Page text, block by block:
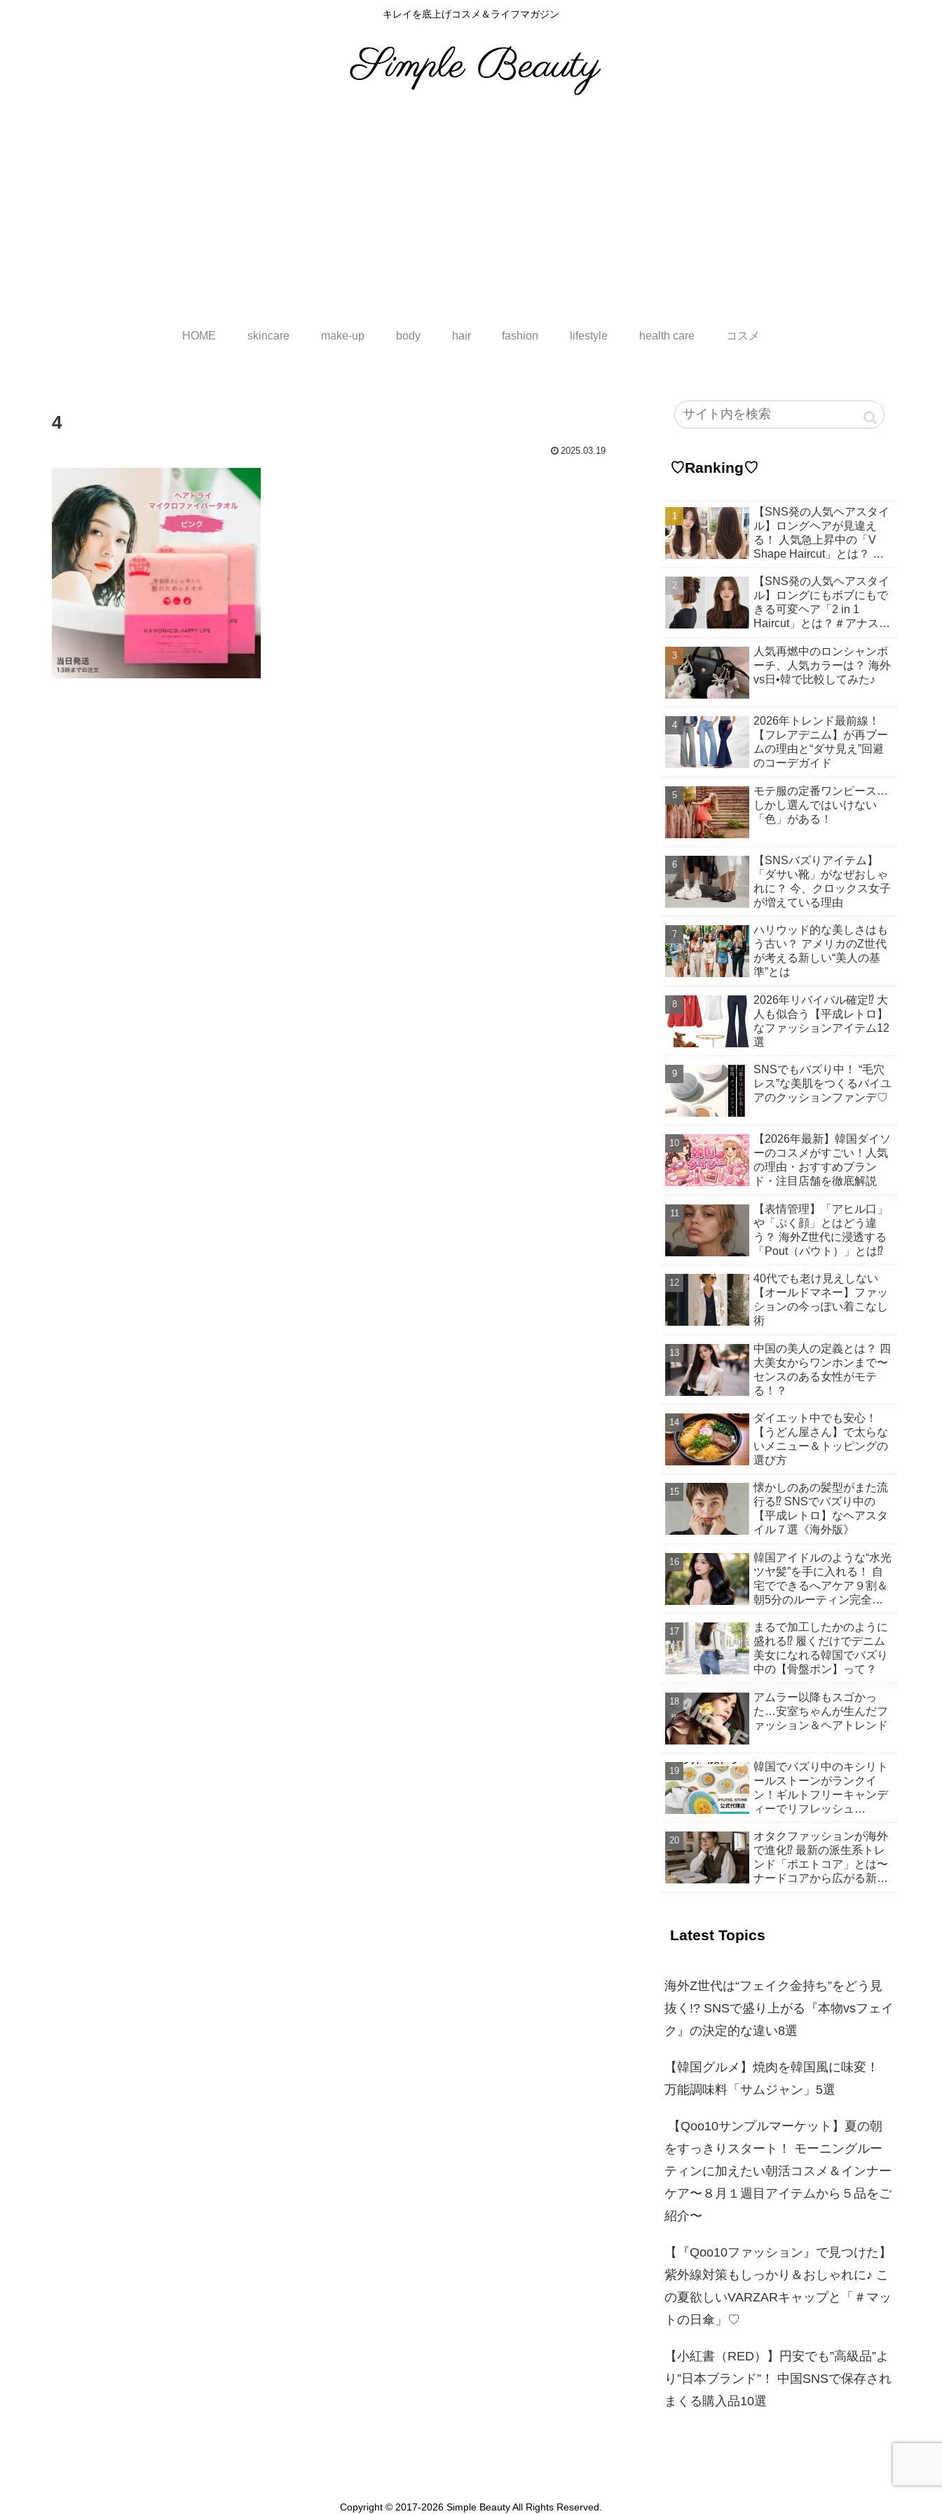
キレイを底上げコスメ＆ライフマガジン
HOME skincare make-up body hair fashion lifestyle health care コスメ
4
2025.03.19
♡Ranking♡
【SNS発の人気ヘアスタイ
ル】ロングヘアが見違え
る！ 人気急上昇中の「V
Shape Haircut」とは？ ア
由♡
【SNS発の人気ヘアスタイ
ル】ロングにもボブにもで
きる可変ヘア「2 in 1
Haircut」とは？＃アナスタ
人気再燃中のロンシャンポ
ーチ、人気カラーは？ 海外
vs日•韓で比較してみた♪
2026年トレンド最前線！
【フレアデニム】が再ブー
ムの理由と“ダサ見え”回避
のコーデガイド
モテ服の定番ワンピース…
しかし選んではいけない
「色」がある！
【SNSバズりアイテム】
「ダサい靴」がなぜおしゃ
れに？ 今、クロックス女子
が増えている理由
ハリウッド的な美しさはも
う古い？ アメリカのZ世代
が考える新しい“美人の基
準”とは
2026年リバイバル確定⁉︎ 大
人も似合う【平成レトロ】
なファッションアイテム12
選
SNSでもバズり中！ “毛穴
レス”な美肌をつくるバイユ
アのクッションファンデ♡
【2026年最新】韓国ダイソ
ーのコスメがすごい！人気
の理由・おすすめブラン
ド・注目店舗を徹底解説
【表情管理】「アヒル口」
や「ぷく顔」とはどう違
う？ 海外Z世代に浸透する
「Pout（パウト）」とは⁉︎
40代でも老け見えしない
【オールドマネー】ファッ
ションの今っぽい着こなし
術
中国の美人の定義とは？ 四
大美女からワンホンまで〜
センスのある女性がモテ
る！？
ダイエット中でも安心！
【うどん屋さん】で太らな
いメニュー＆トッピングの
選び方
懐かしのあの髪型がまた流
行る⁉︎ SNSでバズり中の
【平成レトロ】なヘアスタ
イル７選《海外版》
韓国アイドルのような“水光
ツヤ髪”を手に入れる！ 自
宅でできるへアケア９割＆
朝5分のルーティン完全ガ
まるで加工したかのように
盛れる⁉︎ 履くだけでデニム
美女になれる韓国でバズり
中の【骨盤ポン】って？
アムラー以降もスゴかっ
た…安室ちゃんが生んだフ
ァッション＆ヘアトレンド
韓国でバズり中のキシリト
ールストーンがランクイ
ン！ギルトフリーキャンデ
ィーでリフレッシュ
子」販売数ランキング】～
渡韓気分を楽しむ！トレン
ドの“韓国おやつ”もご紹介
～
オタクファッションが海外
で進化⁉︎ 最新の派生系トレ
ンド「ポエトコア」とは〜
ナードコアから広がる新潮
Latest Topics
海外Z世代は“フェイク金持ち”をどう見
抜く!? SNSで盛り上がる『本物vsフェイ
ク』の決定的な違い8選
【韓国グルメ】焼肉を韓国風に味変！
万能調味料「サムジャン」5選
【Qoo10サンプルマーケット】夏の朝
をすっきりスタート！ モーニングルー
ティンに加えたい朝活コスメ＆インナー
ケア〜８月１週目アイテムから５品をご
紹介〜
【『Qoo10ファッション』で見つけた】
紫外線対策もしっかり＆おしゃれに♪ こ
の夏欲しいVARZARキャップと「＃マッ
トの日傘」♡
【小紅書（RED）】円安でも”高級品”よ
り”日本ブランド”！ 中国SNSで保存され
まくる購入品10選
Copyright © 2017-2026 Simple Beauty All Rights Reserved.